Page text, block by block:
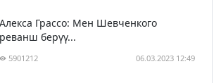
Алекса Грассо: Мен Шевченкого
реванш берүү...
5901212 06.03.2023 12:49